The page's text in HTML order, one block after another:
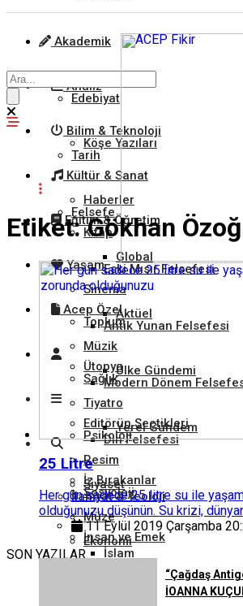
Akademik
Edebiyat
Tarih
Felsefe
Eski Mısır Felsefesi
Antik Yunan Felsefesi
Modern Dönem
Din Felsefesi
İlahiyat & Teoloji
İslam
Analiz
Köşe Yazıları
Haberler
Global
Aktüel
Ülke Gündemi
Yerel Gündem
Siyaset
Ekonomi
Bilim & Teknoloji
Kültür & Sanat
Kitap
Sinema
Müzik
Tiyatro
Resim
Müze
Eğitim & Öğretim
Yaşam
Toplum
Sağlık
Psikoloji
Sosyoloji
Acep Özel
Ütopya
Editörün Seçtikleri
İz Bırakanlar
İnsan ve Emek
Tarım ve Hayvancılık
Etiket:Gökhan
25 Litre
Her gün sadece 25 litre su ile
olduğunuzu düşünün. Su krizi,
11 Eylül 2019 Çarşamba
SON YAZILAR
“Çağdaş
İOANNA